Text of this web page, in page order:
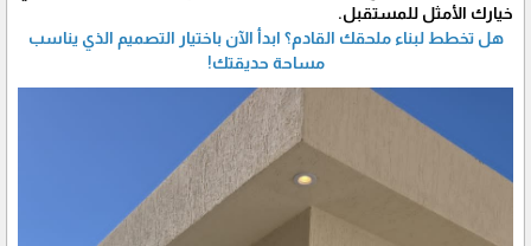
خيارك الأمثل للمستقبل.
​هل تخطط لبناء ملحقك القادم؟ ابدأ الآن باختيار التصميم الذي يناسب
مساحة حديقتك!